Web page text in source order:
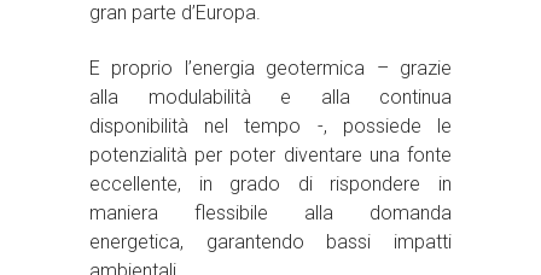
gran parte d’Europa.
E proprio l’energia geotermica – grazie
alla modulabilità e alla continua
disponibilità nel tempo -, possiede le
potenzialità per poter diventare una fonte
eccellente, in grado di rispondere in
maniera flessibile alla domanda
energetica, garantendo bassi impatti